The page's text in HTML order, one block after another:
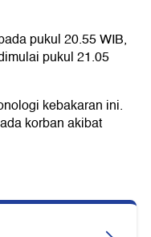
pukul 20.55 WIB,
pukul 21.05
kebakaran ini.
korban akibat